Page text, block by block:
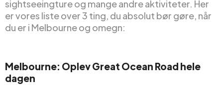
sightseeingture og mange andre aktiviteter. Her
er vores liste over 3 ting, du absolut bør gøre, når
du er i Melbourne og omegn:
Melbourne: Oplev Great Ocean Road hele
dagen